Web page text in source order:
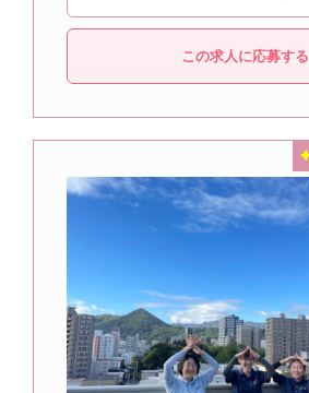
この求人に応募する